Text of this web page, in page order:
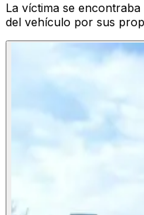
La víctima se
del vehículo por sus